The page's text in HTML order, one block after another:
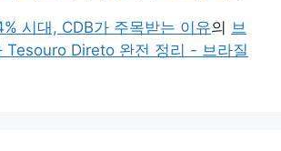
시대, CDB가 주목받는 이유의 브
Tesouro Direto 완전 정리 - 브라질